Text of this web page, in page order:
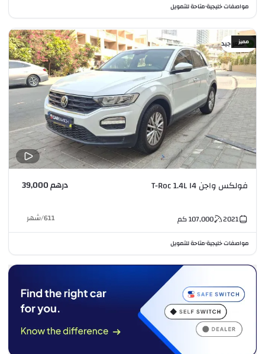
مواصفات خليجية•متاحة للتمويل
سعر جيدمميز
فولكس واجن T-Roc 1.4L I4 درهم 39,000
2021
107,000كم 611
/شهر
مواصفات خليجية•متاحة للتمويل